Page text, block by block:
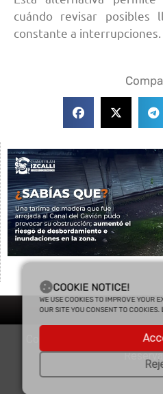
cuándo revisar posibles
constante a interrupciones.
Copyright © 2025 Enfasis
COOKIE NOTICE!
WE USE COOKIES TO IMPROVE YOUR
OUR SITE YOU CONSENT TO COOKIES.